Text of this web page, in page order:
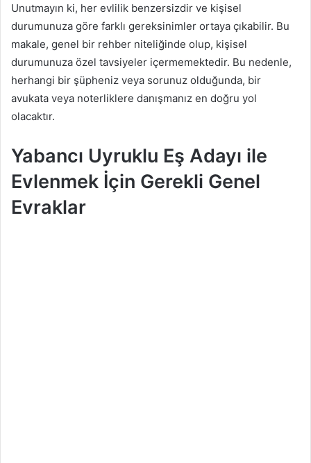
Unutmayın ki, her evlilik benzersizdir ve kişisel
durumunuza göre farklı gereksinimler ortaya çıkabilir. Bu
makale, genel bir rehber niteliğinde olup, kişisel
durumunuza özel tavsiyeler içermemektedir. Bu nedenle,
herhangi bir şüpheniz veya sorunuz olduğunda, bir
avukata veya noterliklere danışmanız en doğru yol
olacaktır.
Yabancı Uyruklu Eş Adayı ile
Evlenmek İçin Gerekli Genel
Evraklar